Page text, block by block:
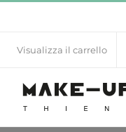
contenuto
Visualizza il carrello